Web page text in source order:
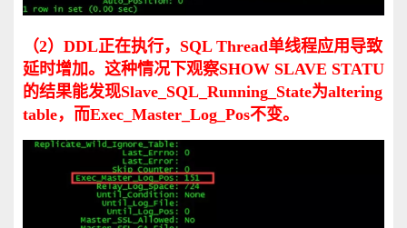
（2）DDL正在执行，SQL Thread单线程应用导致
延时增加。这种情况下观察SHOW SLAVE STATU
的结果能发现Slave_SQL_Running_State为altering
table，而Exec_Master_Log_Pos不变。